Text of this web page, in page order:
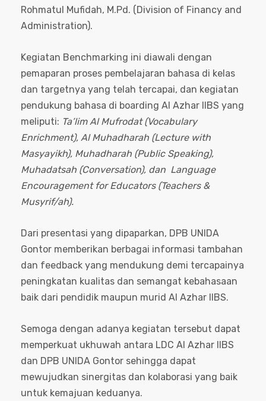
Rohmatul Mufidah, M.Pd. (Division of Financy and
Administration).
Kegiatan Benchmarking ini diawali dengan
pemaparan proses pembelajaran bahasa di kelas
dan targetnya yang telah tercapai, dan kegiatan
pendukung bahasa di boarding Al Azhar IIBS yang
meliputi: Ta’lim Al Mufrodat (Vocabulary
Enrichment), Al Muhadharah (Lecture with
Masyayikh), Muhadharah (Public Speaking),
Muhadatsah (Conversation), dan Language
Encouragement for Educators (Teachers &
Musyrif/ah).
Dari presentasi yang dipaparkan, DPB UNIDA
Gontor memberikan berbagai informasi tambahan
dan feedback yang mendukung demi tercapainya
peningkatan kualitas dan semangat kebahasaan
baik dari pendidik maupun murid Al Azhar IIBS.
Semoga dengan adanya kegiatan tersebut dapat
memperkuat ukhuwah antara LDC Al Azhar IIBS
dan DPB UNIDA Gontor sehingga dapat
mewujudkan sinergitas dan kolaborasi yang baik
untuk kemajuan keduanya.